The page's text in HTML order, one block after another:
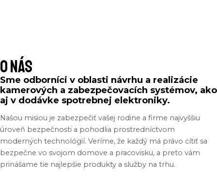
O nás
Sme odborníci v oblasti návrhu a realizácie
kamerových a zabezpečovacích systémov, ako
aj v dodávke spotrebnej elektroniky.
Našou misiou je zabezpečiť vašej rodine a firme najvyššiu
úroveň bezpečnosti a pohodlia prostredníctvom
moderných technológií. Veríme, že každý má právo cítiť sa
bezpečne vo svojom domove a pracovisku, a preto vám
prinášame tie najlepšie produkty a služby na trhu.